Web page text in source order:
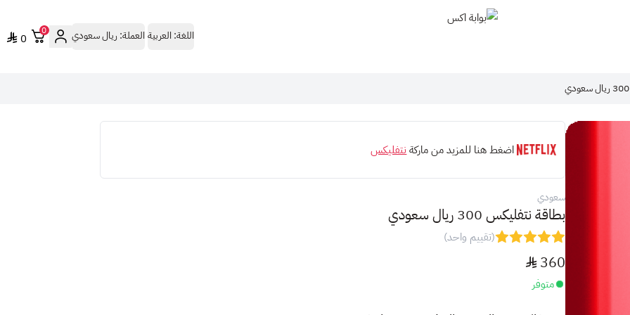
اللغة: العربية العملة:ريال سعودي 0
0
اضغط هنا للمزيد من ماركة نتفليكس
سعودي
بطاقة نتفليكس 300 ريال سعودي
(تقييم واحد)
360
متوفر